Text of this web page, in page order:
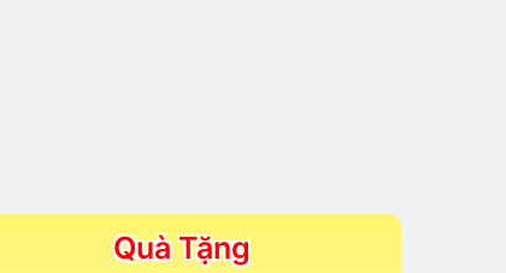
Quà Tặng